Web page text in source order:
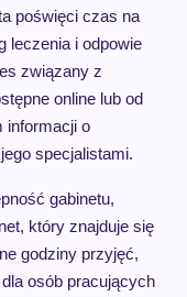
poświęci czas na
leczenia i odpowie
związany z
online lub od
informacji o
specjalistami.
gabinetu,
który znajduje się
godziny przyjęć,
osób pracujących